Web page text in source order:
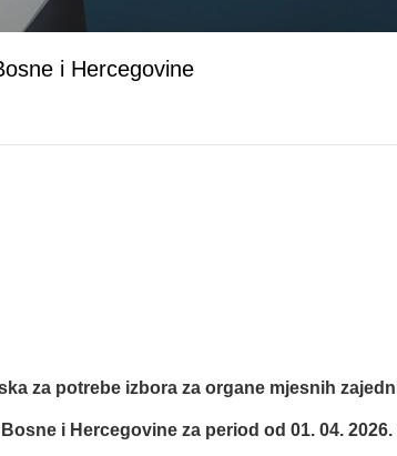
i Hercegovine
za potrebe izbora za organe mjesnih
i Hercegovine za period od 01. 04. 2026.